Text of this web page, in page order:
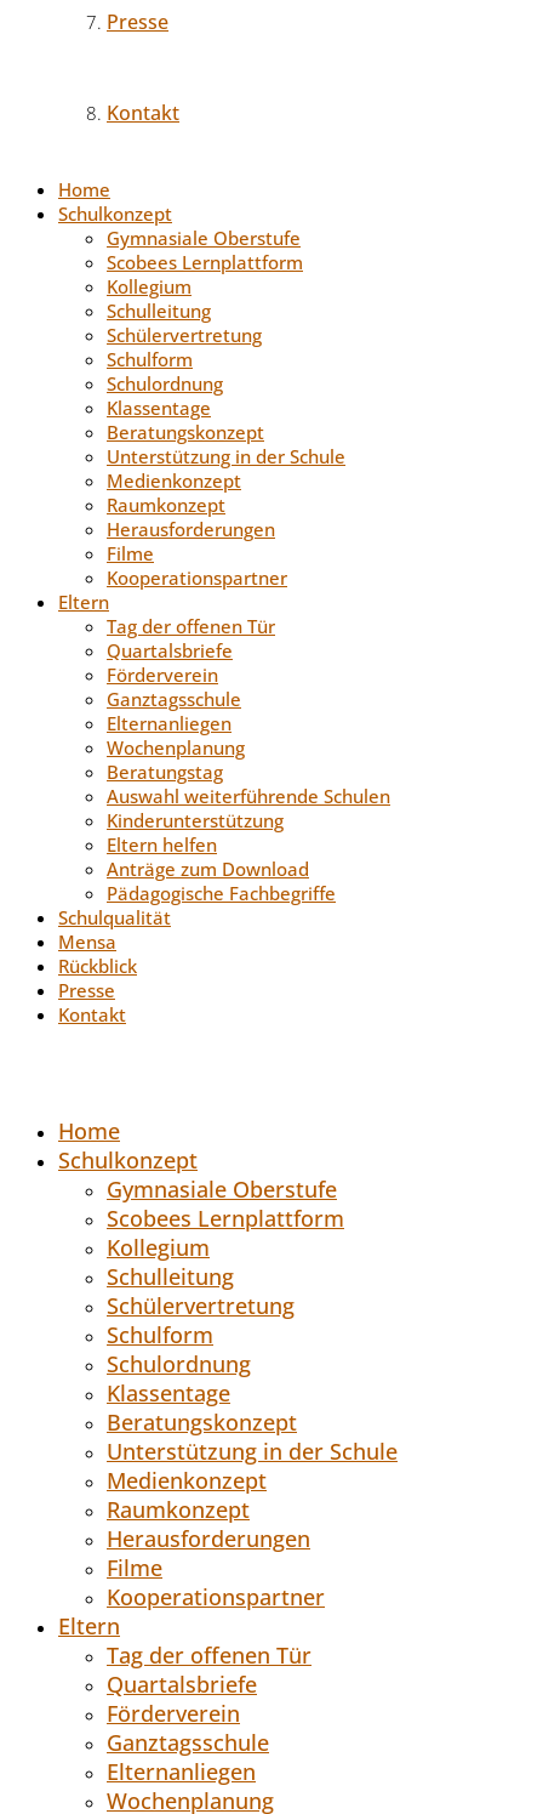
Presse
Kontakt
Home
Schulkonzept
Gymnasiale Oberstufe
Scobees Lernplattform
Kollegium
Schulleitung
Schülervertretung
Schulform
Schulordnung
Klassentage
Beratungskonzept
Unterstützung in der Schule
Medienkonzept
Raumkonzept
Herausforderungen
Filme
Kooperationspartner
Eltern
Tag der offenen Tür
Quartalsbriefe
Förderverein
Ganztagsschule
Elternanliegen
Wochenplanung
Beratungstag
Auswahl weiterführende Schulen
Kinderunterstützung
Eltern helfen
Anträge zum Download
Pädagogische Fachbegriffe
Schulqualität
Mensa
Rückblick
Presse
Kontakt
Home
Schulkonzept
Gymnasiale Oberstufe
Scobees Lernplattform
Kollegium
Schulleitung
Schülervertretung
Schulform
Schulordnung
Klassentage
Beratungskonzept
Unterstützung in der Schule
Medienkonzept
Raumkonzept
Herausforderungen
Filme
Kooperationspartner
Eltern
Tag der offenen Tür
Quartalsbriefe
Förderverein
Ganztagsschule
Elternanliegen
Wochenplanung